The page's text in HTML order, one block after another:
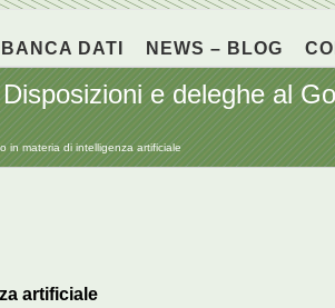
BANCA DATI NEWS – BLOG
e deleghe al
in materia di intelligenza artificiale
artificiale